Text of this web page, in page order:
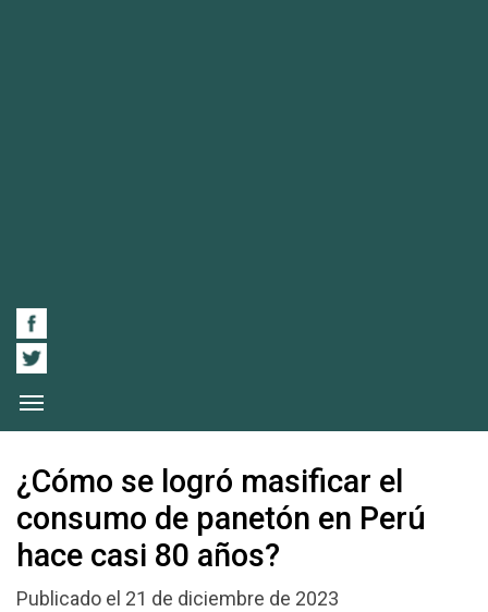
¿Cómo se logró masificar el
consumo de panetón en Perú
hace casi 80 años?
Publicado el 21 de diciembre de 2023